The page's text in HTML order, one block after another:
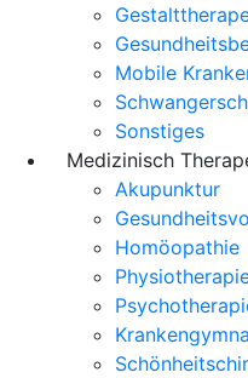
Mobile
Sonstiges
Medizinisch
Akupunktur
Homöopathie